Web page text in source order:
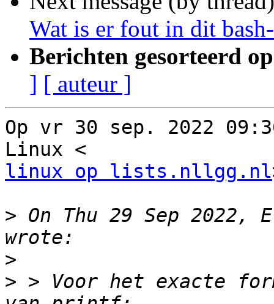
Wat is er fout in dit
Berichten gesorteerd
] [ auteur ]
Op vr 30 sep. 2022
linux op lists.nllgg.nl
> On Thu 29 Sep
>
> > Voor het exacte